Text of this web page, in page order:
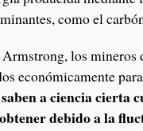
como el
los mineros
económicamente
a ciencia cierta
debido a la